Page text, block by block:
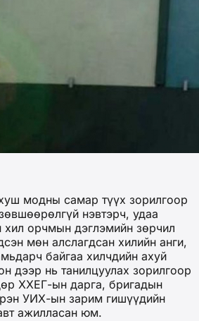
модны самар түүх зорилгоор
нэвтэрч, удаа
хил орчмын дэглэмийн зөрчил
мөн алслагдсан хилийн анги,
байгаа хилчдийн ахуй
дээр нь танилцуулах зорилгоор
ХХЕГ-ын дарга, бригадын
УИХ-ын зарим гишүүдийн
ажилласан юм.